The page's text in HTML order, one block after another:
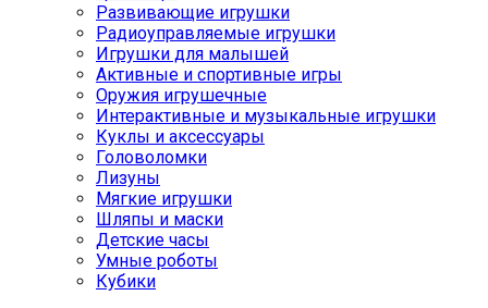
Развивающие игрушки
Радиоуправляемые игрушки
Игрушки для малышей
Активные и спортивные игры
Оружия игрушечные
Интерактивные и музыкальные игрушки
Куклы и аксессуары
Головоломки
Лизуны
Мягкие игрушки
Шляпы и маски
Детские часы
Умные роботы
Кубики